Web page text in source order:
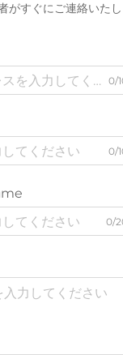
がすぐにご連絡いたし
0/
0/
0/